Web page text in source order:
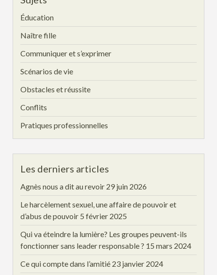
Éducation
Naître fille
Communiquer et s’exprimer
Scénarios de vie
Obstacles et réussite
Conflits
Pratiques professionnelles
Les derniers articles
Agnès nous a dit au revoir 29 juin 2026
Le harcèlement sexuel, une affaire de pouvoir et
d’abus de pouvoir 5 février 2025
Qui va éteindre la lumière? Les groupes peuvent-ils
fonctionner sans leader responsable ? 15 mars 2024
Ce qui compte dans l’amitié 23 janvier 2024